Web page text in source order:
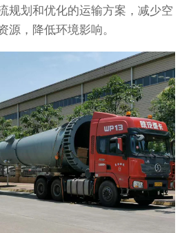
规划和优化的运输方案，减少空
源，降低环境影响。